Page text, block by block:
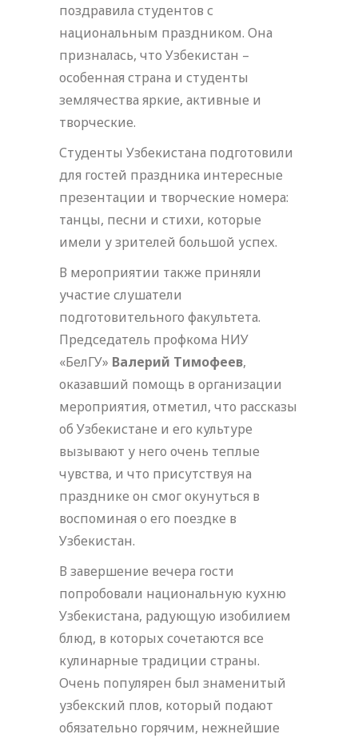
поздравила студентов с
национальным праздником. Она
призналась, что Узбекистан –
особенная страна и студенты
землячества яркие, активные и
творческие.
Студенты Узбекистана подготовили
для гостей праздника интересные
презентации и творческие номера:
танцы, песни и стихи, которые
имели у зрителей большой успех.
В мероприятии также приняли
участие слушатели
подготовительного факультета.
Председатель профкома НИУ
«БелГУ» Валерий Тимофеев,
оказавший помощь в организации
мероприятия, отметил, что рассказы
об Узбекистане и его культуре
вызывают у него очень теплые
чувства, и что присутствуя на
празднике он смог окунуться в
воспоминая о его поездке в
Узбекистан.
В завершение вечера гости
попробовали национальную кухню
Узбекистана, радующую изобилием
блюд, в которых сочетаются все
кулинарные традиции страны.
Очень популярен был знаменитый
узбекский плов, который подают
обязательно горячим, нежнейшие